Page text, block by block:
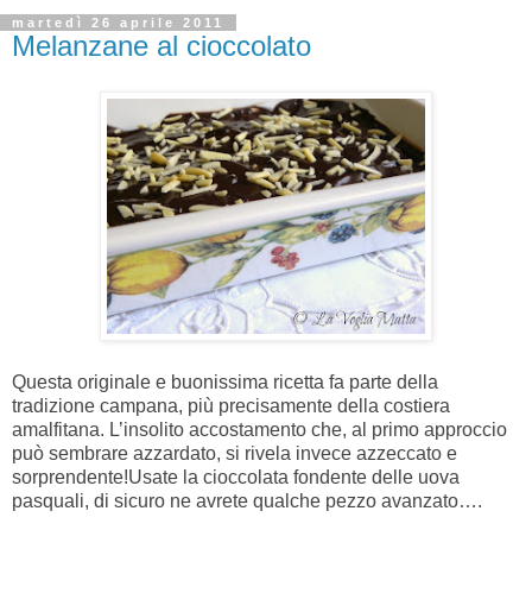
martedì 26 aprile 2011
Melanzane al cioccolato
Questa originale e buonissima ricetta fa parte della
tradizione campana, più precisamente della costiera
amalfitana. L’insolito accostamento che, al primo approccio
può sembrare azzardato, si rivela invece azzeccato e
sorprendente!Usate la cioccolata fondente delle uova
pasquali, di sicuro ne avrete qualche pezzo avanzato….